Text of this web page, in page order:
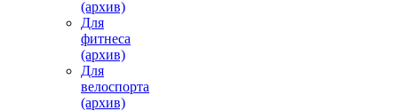
(архив)
Для
фитнеса
(архив)
Для
велоспорта
(архив)